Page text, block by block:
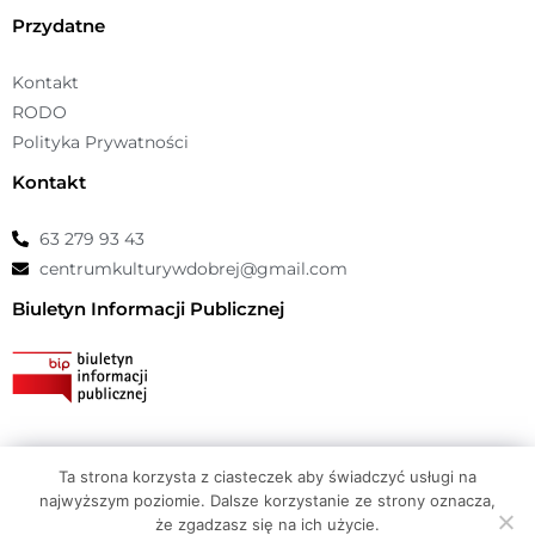
Przydatne
Kontakt
RODO
Polityka Prywatności
Kontakt
63 279 93 43
centrumkulturywdobrej@gmail.com
Biuletyn Informacji Publicznej
© Copyright 2026 Centrum Kultury Dobra |atwi.pl
Ta strona korzysta z ciasteczek aby świadczyć usługi na
najwyższym poziomie. Dalsze korzystanie ze strony oznacza,
że zgadzasz się na ich użycie.